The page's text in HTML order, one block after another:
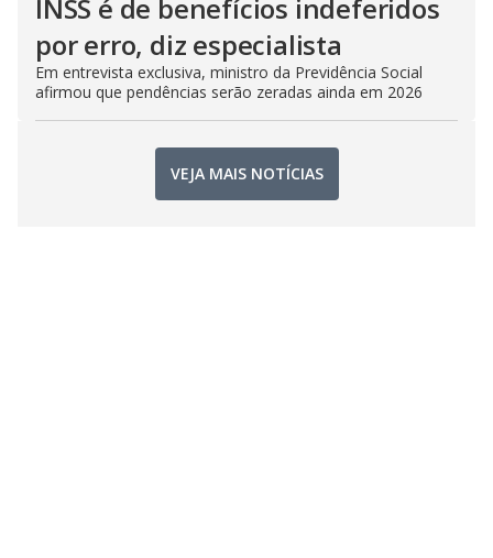
INSS é de benefícios indeferidos
por erro, diz especialista
Em entrevista exclusiva, ministro da Previdência Social
afirmou que pendências serão zeradas ainda em 2026
VEJA MAIS NOTÍCIAS